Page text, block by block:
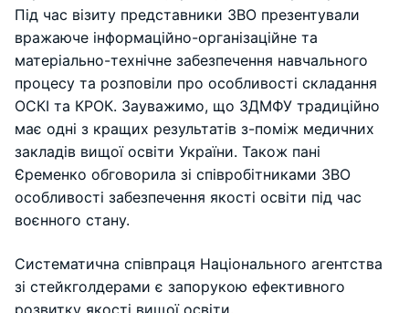
Під час візиту представники ЗВО презентували
вражаюче інформаційно-організаційне та
матеріально-технічне забезпечення навчального
процесу та розповіли про особливості складання
ОСКІ та КРОК. Зауважимо, що ЗДМФУ традиційно
має одні з кращих результатів з-поміж медичних
закладів вищої освіти України. Також пані
Єременко обговорила зі співробітниками ЗВО
особливості забезпечення якості освіти під час
воєнного стану.
Систематична співпраця Національного агентства
зі стейкголдерами є запорукою ефективного
розвитку якості вищої освіти.